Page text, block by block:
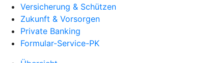
Versicherung & Schützen
Zukunft & Vorsorgen
Private Banking
Formular-Service-PK